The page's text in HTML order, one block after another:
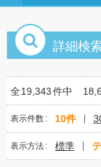
詳細検
全19,343件中
表示件数 10件
表示方法 標準